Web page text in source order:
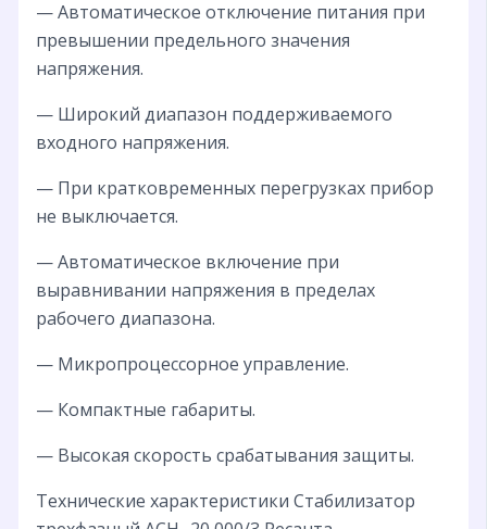
— Автоматическое отключение питания при
превышении предельного значения
напряжения.
— Широкий диапазон поддерживаемого
входного напряжения.
— При кратковременных перегрузках прибор
не выключается.
— Автоматическое включение при
выравнивании напряжения в пределах
рабочего диапазона.
— Микропроцессорное управление.
— Компактные габариты.
— Высокая скорость срабатывания защиты.
Технические характеристики Стабилизатор